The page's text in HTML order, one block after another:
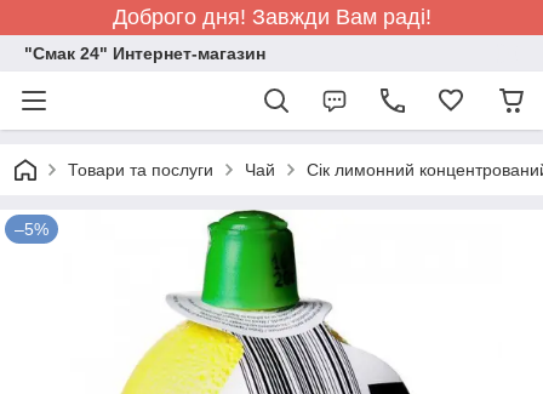
Доброго дня! Завжди Вам раді!
"Смак 24" Интернет-магазин
Товари та послуги Чай Сік лимонний
–5%